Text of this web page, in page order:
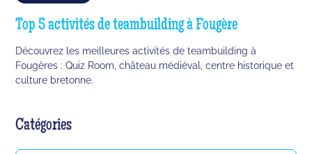
Top 5 activités de teambuilding à Fougère
Découvrez les meilleures activités de teambuilding à
Fougères : Quiz Room, château médiéval, centre historique et
culture bretonne.
Catégories